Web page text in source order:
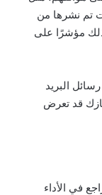
تم نشرها من
مؤشرًا على
البريد
قد تعرض
في الأداء